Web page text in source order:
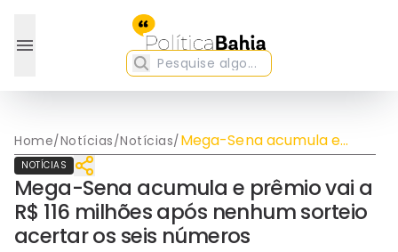
Home/Notícias/Notícias/Mega-Sena acumula e
prêmio vai a R$ 116 milhões
após nenhum sorteio
acertar os seis números
NOTÍCIAS
Mega-Sena acumula e prêmio vai a
R$ 116 milhões após nenhum sorteio
acertar os seis números